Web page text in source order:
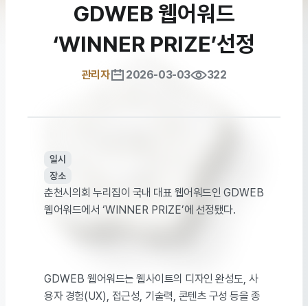
GDWEB 웹어워드
‘WINNER PRIZE’선정
관리자 2026-03-03 322
일시
장소
춘천시의회 누리집이 국내 대표 웹어워드인 GDWEB
웹어워드에서 ‘WINNER PRIZE’에 선정됐다.
GDWEB 웹어워드는 웹사이트의 디자인 완성도, 사
용자 경험(UX), 접근성, 기술력, 콘텐츠 구성 등을 종